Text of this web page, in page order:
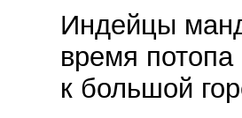
Индейцы
время
к большой